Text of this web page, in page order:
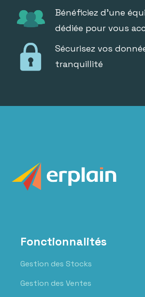
Bénéficiez d'une
dédiée pour vous
Sécurisez vos
tranquillité
Fonctionnalités
Gestion des Stocks
Gestion des Ventes